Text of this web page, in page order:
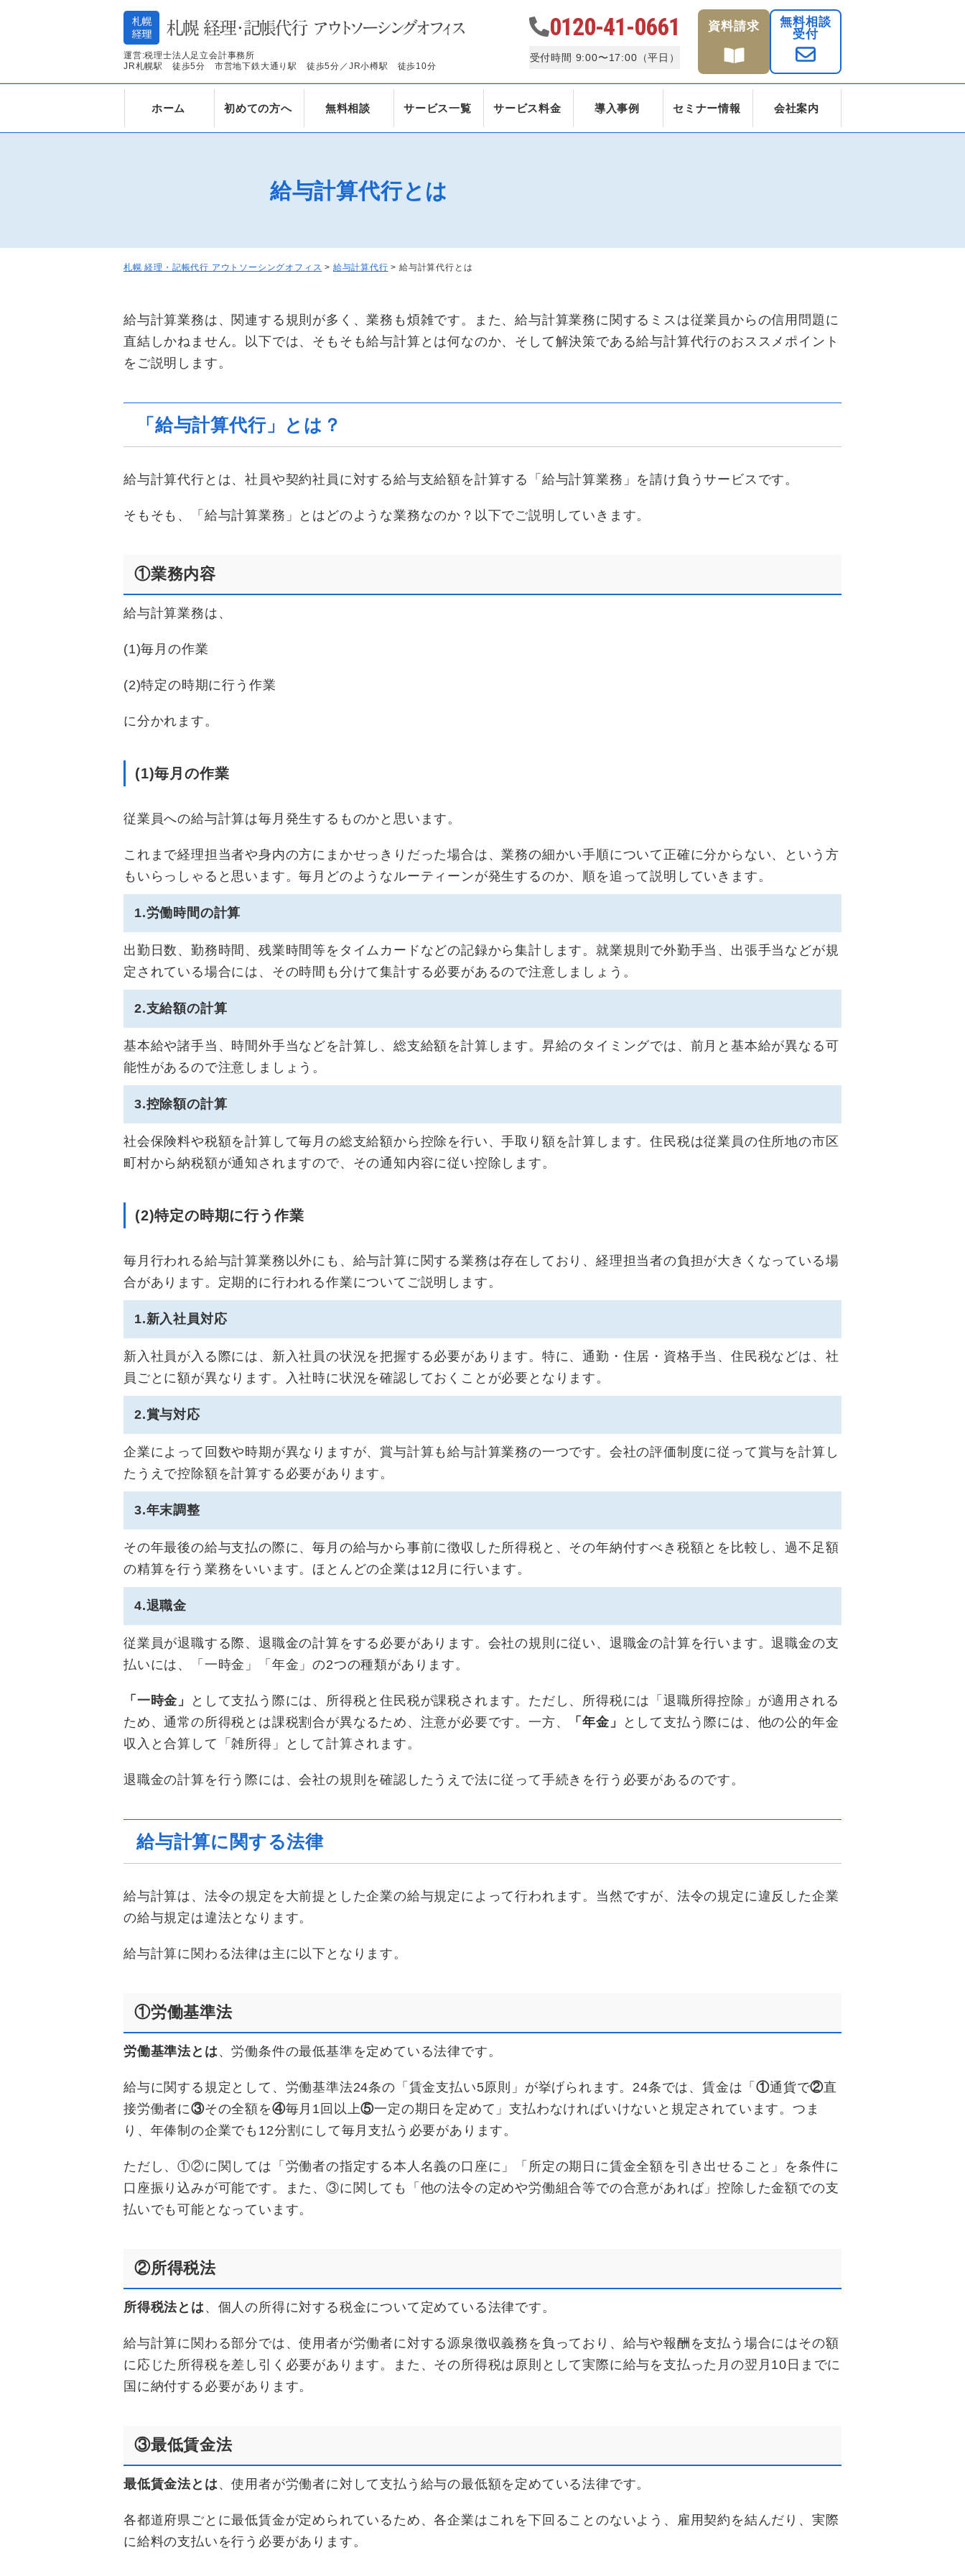
運営:税理士法人足立会計事務所
JR札幌駅 徒歩5分 市営地下鉄大通り駅 徒歩5分／JR小樽駅 徒歩10分
0120-41-0661
受付時間 9:00〜17:00（平日）
資料請求
無料相談
受付
ホーム 初めての方へ 無料相談 サービス一覧 サービス料金 導入事例 セミナー情報 会社案内
給与計算代行とは
札幌 経理・記帳代行 アウトソーシングオフィス > 給与計算代行 >給与計算代行とは
給与計算業務は、関連する規則が多く、業務も煩雑です。また、給与計算業務に関するミスは従業員からの信用問題に
直結しかねません。以下では、そもそも給与計算とは何なのか、そして解決策である給与計算代行のおススメポイント
をご説明します。
「給与計算代行」とは？
給与計算代行とは、社員や契約社員に対する給与支給額を計算する「給与計算業務」を請け負うサービスです。
そもそも、「給与計算業務」とはどのような業務なのか？以下でご説明していきます。
①業務内容
給与計算業務は、
(1)毎月の作業
(2)特定の時期に行う作業
に分かれます。
(1)毎月の作業
従業員への給与計算は毎月発生するものかと思います。
これまで経理担当者や身内の方にまかせっきりだった場合は、業務の細かい手順について正確に分からない、という方
もいらっしゃると思います。毎月どのようなルーティーンが発生するのか、順を追って説明していきます。
1.労働時間の計算
出勤日数、勤務時間、残業時間等をタイムカードなどの記録から集計します。就業規則で外勤手当、出張手当などが規
定されている場合には、その時間も分けて集計する必要があるので注意しましょう。
2.支給額の計算
基本給や諸手当、時間外手当などを計算し、総支給額を計算します。昇給のタイミングでは、前月と基本給が異なる可
能性があるので注意しましょう。
3.控除額の計算
社会保険料や税額を計算して毎月の総支給額から控除を行い、手取り額を計算します。住民税は従業員の住所地の市区
町村から納税額が通知されますので、その通知内容に従い控除します。
(2)特定の時期に行う作業
毎月行われる給与計算業務以外にも、給与計算に関する業務は存在しており、経理担当者の負担が大きくなっている場
合があります。定期的に行われる作業についてご説明します。
1.新入社員対応
新入社員が入る際には、新入社員の状況を把握する必要があります。特に、通勤・住居・資格手当、住民税などは、社
員ごとに額が異なります。入社時に状況を確認しておくことが必要となります。
2.賞与対応
企業によって回数や時期が異なりますが、賞与計算も給与計算業務の一つです。会社の評価制度に従って賞与を計算し
たうえで控除額を計算する必要があります。
3.年末調整
その年最後の給与支払の際に、毎月の給与から事前に徴収した所得税と、その年納付すべき税額とを比較し、過不足額
の精算を行う業務をいいます。ほとんどの企業は12月に行います。
4.退職金
従業員が退職する際、退職金の計算をする必要があります。会社の規則に従い、退職金の計算を行います。退職金の支
払いには、「一時金」「年金」の2つの種類があります。
「一時金」
として支払う際には、所得税と住民税が課税されます。ただし、所得税には「退職所得控除」が適用される
ため、通常の所得税とは課税割合が異なるため、注意が必要です。一方、
「年金」
として支払う際には、他の公的年金
収入と合算して「雑所得」として計算されます。
退職金の計算を行う際には、会社の規則を確認したうえで法に従って手続きを行う必要があるのです。
給与計算に関する法律
給与計算は、法令の規定を大前提とした企業の給与規定によって行われます。当然ですが、法令の規定に違反した企業
の給与規定は違法となります。
給与計算に関わる法律は主に以下となります。
①労働基準法
労働基準法とは、労働条件の最低基準を定めている法律です。
給与に関する規定として、労働基準法24条の「賃金支払い5原則」が挙げられます。24条では、賃金は「①通貨で②直
接労働者に③その全額を④毎月1回以上⑤一定の期日を定めて」支払わなければいけないと規定されています。つま
り、年俸制の企業でも12分割にして毎月支払う必要があります。
ただし、①②に関しては「労働者の指定する本人名義の口座に」「所定の期日に賃金全額を引き出せること」を条件に
口座振り込みが可能です。また、③に関しても「他の法令の定めや労働組合等での合意があれば」控除した金額での支
払いでも可能となっています。
②所得税法
所得税法とは、個人の所得に対する税金について定めている法律です。
給与計算に関わる部分では、使用者が労働者に対する源泉徴収義務を負っており、給与や報酬を支払う場合にはその額
に応じた所得税を差し引く必要があります。また、その所得税は原則として実際に給与を支払った月の翌月10日までに
国に納付する必要があります。
③最低賃金法
最低賃金法とは、使用者が労働者に対して支払う給与の最低額を定めている法律です。
各都道府県ごとに最低賃金が定められているため、各企業はこれを下回ることのないよう、雇用契約を結んだり、実際
に給料の支払いを行う必要があります。